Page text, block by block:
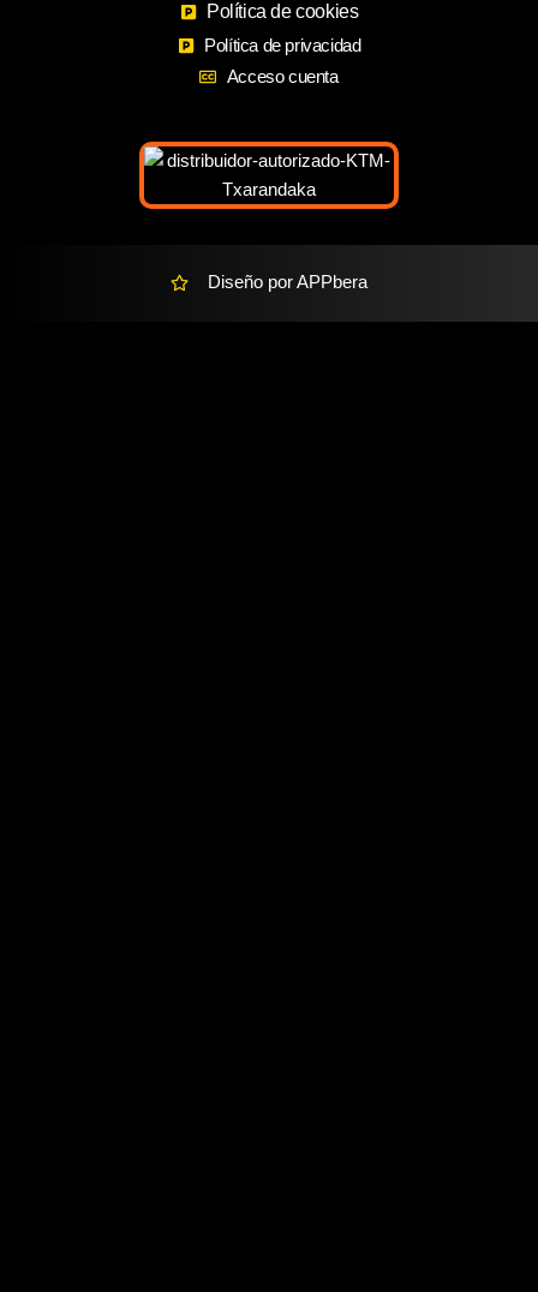
o
o
k
g
r
a
m
a
r
k
e
a
l
Política de cookies
Política de privacidad
Acceso cuenta
Diseño por APPbera